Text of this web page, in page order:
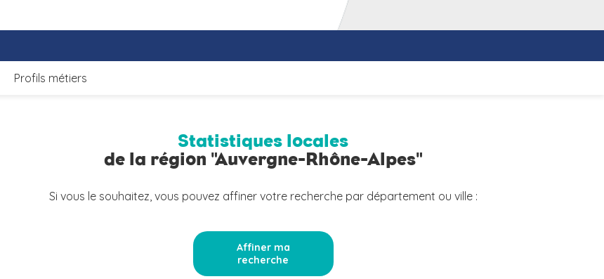
Profils métiers
Statistiques locales
de la région "Auvergne-Rhône-Alpes"
Si vous le souhaitez, vous pouvez affiner votre recherche par département ou ville :
Affiner ma
recherche